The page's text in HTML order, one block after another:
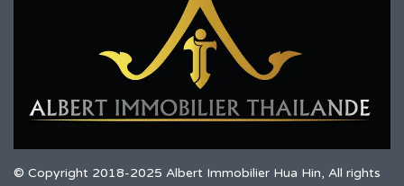
© Copyright 2018-2025 Albert Immobilier Hua Hin, All rights